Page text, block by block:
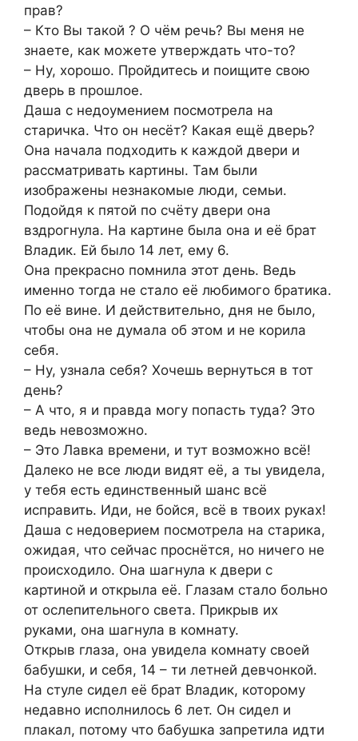
прав?
– Кто Вы такой ? О чём речь? Вы меня не
знаете, как можете утверждать что-то?
– Ну, хорошо. Пройдитесь и поищите свою
дверь в прошлое.
Даша с недоумением посмотрела на
старичка. Что он несёт? Какая ещё дверь?
Она начала подходить к каждой двери и
рассматривать картины. Там были
изображены незнакомые люди, семьи.
Подойдя к пятой по счёту двери она
вздрогнула. На картине была она и её брат
Владик. Ей было 14 лет, ему 6.
Она прекрасно помнила этот день. Ведь
именно тогда не стало её любимого братика.
По её вине. И действительно, дня не было,
чтобы она не думала об этом и не корила
себя.
– Ну, узнала себя? Хочешь вернуться в тот
день?
– А что, я и правда могу попасть туда? Это
ведь невозможно.
– Это Лавка времени, и тут возможно всё!
Далеко не все люди видят её, а ты увидела,
у тебя есть единственный шанс всё
исправить. Иди, не бойся, всё в твоих руках!
Даша с недоверием посмотрела на старика,
ожидая, что сейчас проснётся, но ничего не
происходило. Она шагнула к двери с
картиной и открыла её. Глазам стало больно
от ослепительного света. Прикрыв их
руками, она шагнула в комнату.
Открыв глаза, она увидела комнату своей
бабушки, и себя, 14 – ти летней девчонкой.
На стуле сидел её брат Владик, которому
недавно исполнилось 6 лет. Он сидел и
плакал, потому что бабушка запретила идти